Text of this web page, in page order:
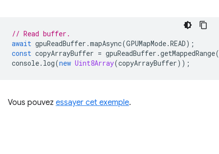
// Read buffer.
await gpuReadBuffer .mapAsync(GPUMapMode.READ);
const copyArrayBuffer = gpuReadBuffer .getMappedRange
console. log(new Uint8Array(copyArrayBuffer));
Vous pouvez essayer cet exemple.